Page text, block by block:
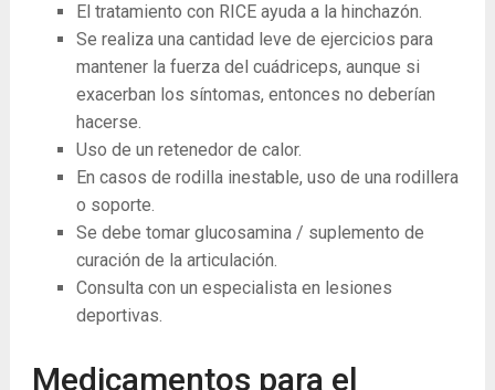
El tratamiento con RICE ayuda a la hinchazón.
Se realiza una cantidad leve de ejercicios para
mantener la fuerza del cuádriceps, aunque si
exacerban los síntomas, entonces no deberían
hacerse.
Uso de un retenedor de calor.
En casos de rodilla inestable, uso de una rodillera
o soporte.
Se debe tomar glucosamina / suplemento de
curación de la articulación.
Consulta con un especialista en lesiones
deportivas.
Medicamentos para el